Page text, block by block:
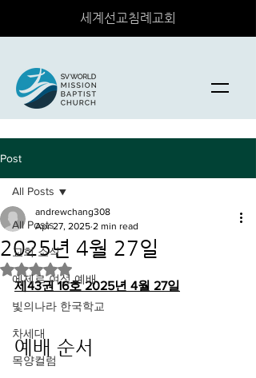
세계선교침례교회
Post
All Posts
교회 소식
에제르 여성 예배
빛의나라 한국학교
차세대
목양컬럼
All Posts
2025년 4월 27일
andrewchang308
Apr 27, 2025 2 min read
Rated NaN out of 5 stars.
제43권 16호 2025년 4월 27일
예배 순서